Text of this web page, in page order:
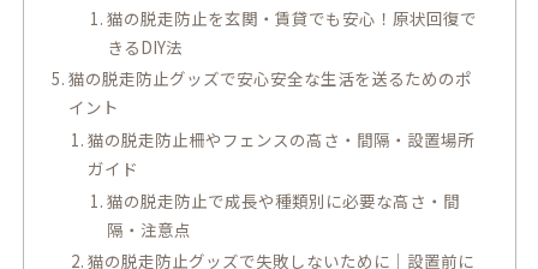
猫の脱走防止を玄関・賃貸でも安心！原状回復で
きるDIY法
猫の脱走防止グッズで安心安全な生活を送るためのポ
イント
猫の脱走防止柵やフェンスの高さ・間隔・設置場所
ガイド
猫の脱走防止で成長や種類別に必要な高さ・間
隔・注意点
猫の脱走防止グッズで失敗しないために｜設置前に